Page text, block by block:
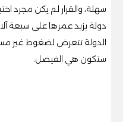
سهلة، والقرار لم يكن مجرد
دولة يزيد عمرها على سبعة
الدولة تتعرض لضغوط غير
ستكون هي الفيصل.